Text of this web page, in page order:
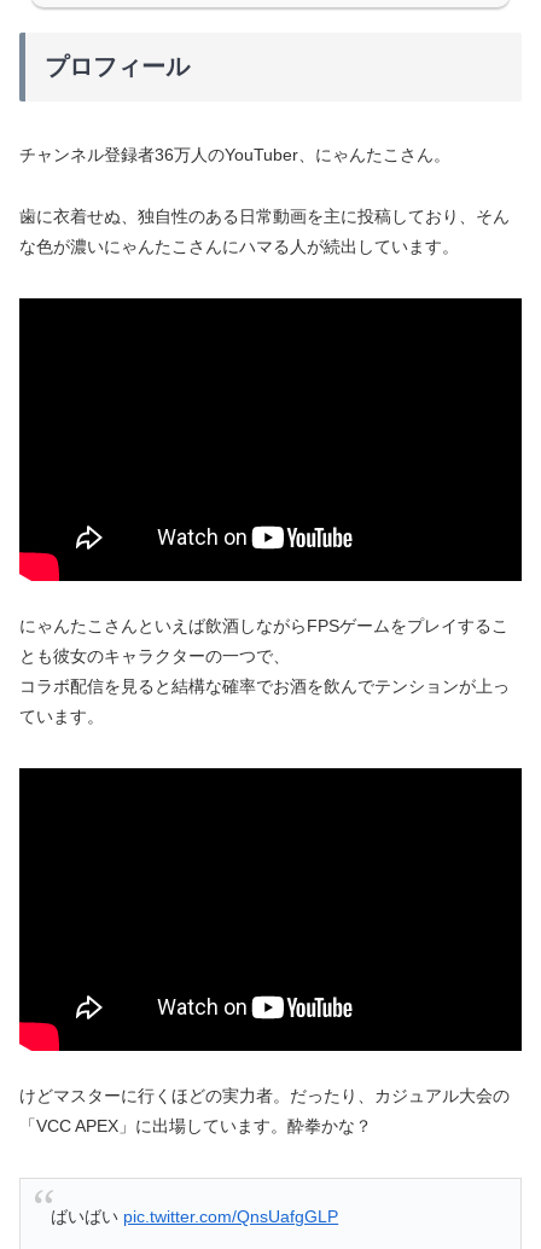
プロフィール
チャンネル登録者36万人のYouTuber、にゃんたこさん。
歯に衣着せぬ、独自性のある日常動画を主に投稿しており、そん
な色が濃いにゃんたこさんにハマる人が続出しています。
にゃんたこさんといえば飲酒しながらFPSゲームをプレイするこ
とも彼女のキャラクターの一つで、
コラボ配信を見ると結構な確率でお酒を飲んでテンションが上っ
ています。
けどマスターに行くほどの実力者。だったり、カジュアル大会の
「VCC APEX」に出場しています。酔拳かな？
ばいばい pic.twitter.com/QnsUafgGLP